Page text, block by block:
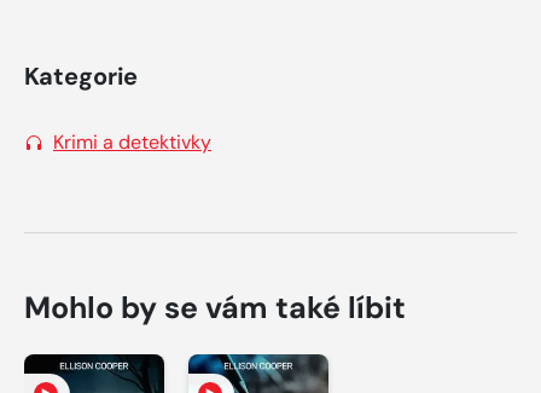
Kategorie
Krimi a detektivky
Mohlo by se vám také líbit